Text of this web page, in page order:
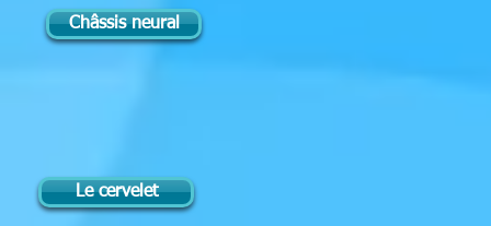
Châssis neural
Le cervelet